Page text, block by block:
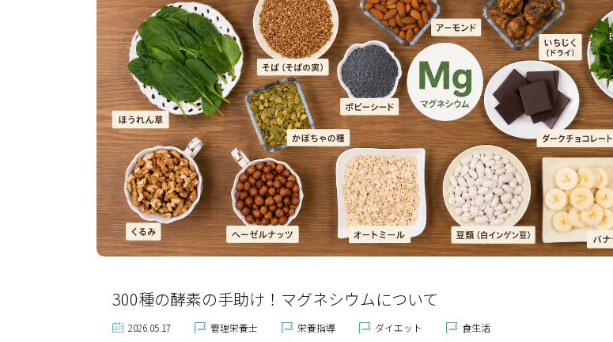
300種の酵素の手助け！マグネシウムについて
2026.05.17 管理栄養士 栄養指導 ダイエット 食生活